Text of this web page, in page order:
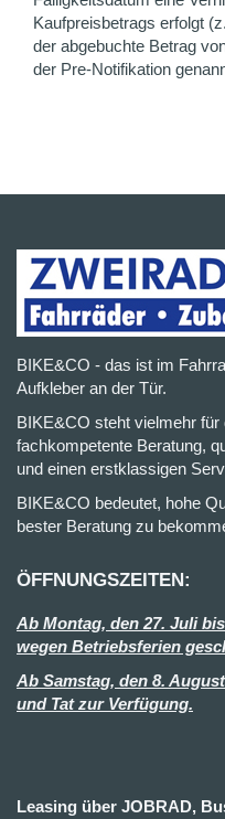
Kaufpreisbetrags erfolgt
der abgebuchte Betrag
der Pre-Notifikation
BIKE&CO - das ist im
Aufkleber an der Tür.
BIKE&CO steht vielmehr
fachkompetente Beratung,
und einen erstklassigen
BIKE&CO bedeutet, hohe
bester Beratung zu
ÖFFNUNGSZEITEN:
Ab Montag, den 27. Juli
wegen Betriebsferien
Ab Samstag, den 8.
und Tat zur Verfügung.
Leasing über JOBRAD,